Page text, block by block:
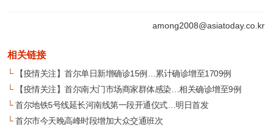
among2008@asiatoday.co.kr
相关链接
└【疫情关注】首尔单日新增确诊15例…累计确诊增至1709例
└【疫情关注】首尔南大门市场商家群体感染…相关确诊增至9例
└首尔地铁5号线延长河南线第一段开通仪式…明日首发
└首尔市今天晚高峰时段增加大众交通班次